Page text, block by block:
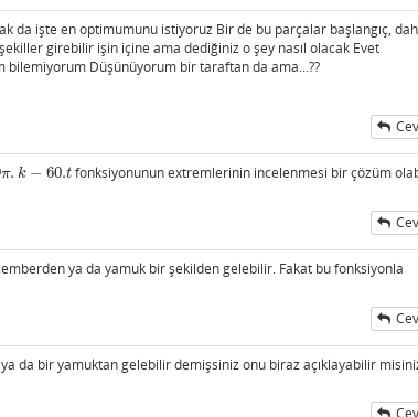
da işte en optimumunu istiyoruz Bir de bu parçalar başlangıç,
girebilir işin içine ama dediğiniz o şey nasıl olacak Evet
bilemiyorum Düşünüyorum bir taraftan da ama...??
π. k − 60.t
t
fonksiyonunun extremlerinin incelenmesi bir çözüm
ya da yamuk bir şekilden gelebilir. Fakat bu fonksiyonla
da bir yamuktan gelebilir demişsiniz onu biraz açıklayabilir